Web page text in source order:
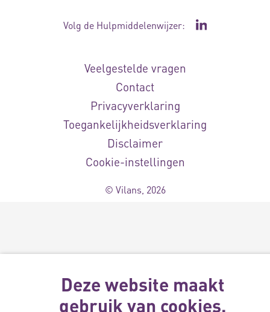
Volg de Hulpmiddelenwijzer: Ga naar de
Veelgestelde vragen
Contact
Privacyverklaring
Toegankelijkheidsverklaring
Disclaimer
Cookie-instellingen
© Vilans, 2026
Deze website maakt
gebruik van cookies.